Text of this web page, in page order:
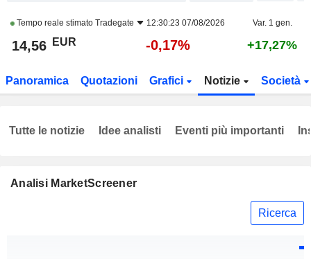
Tempo reale stimato Tradegate 12:30:23 07/08/2026 Var. 1 gen.
14,56 EUR -0,17% +17,27%
Panoramica Quotazioni Grafici Notizie Società
Analisi MarketScreener
Ricerca
Tutte le notizie Idee analisti Eventi più importanti